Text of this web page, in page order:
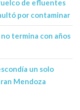
de efluentes
por contaminar
termina con años
un solo
Mendoza